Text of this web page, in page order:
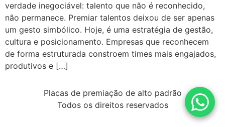
verdade inegociável: talento que não é reconhecido,
não permanece. Premiar talentos deixou de ser apenas
um gesto simbólico. Hoje, é uma estratégia de gestão,
cultura e posicionamento. Empresas que reconhecem
de forma estruturada constroem times mais engajados,
produtivos e […]
Placas de premiação de alto padrão
Todos os direitos reservados